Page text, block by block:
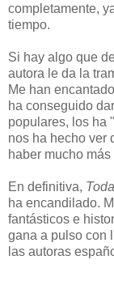
completamente,
tiempo.
Si hay algo que
autora le da la
Me han
ha conseguido
populares, los ha
nos ha hecho ver
haber mucho
En definitiva,
ha encandilado.
fantásticos e
gana a pulso con
las autoras